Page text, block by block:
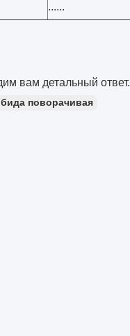
......
вам детальный ответ.
поворачивая